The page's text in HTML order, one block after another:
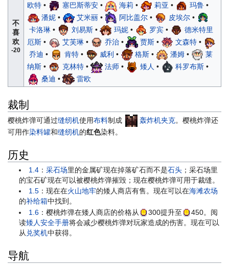
不
喜
欢
-20
欧特• 塞巴斯蒂安• 海莉 • 莉亚 • 玛鲁•
潘妮• 艾米丽• 阿比盖尔• 皮埃尔•
卡洛琳• 刘易斯• 玛妮• 罗宾•
德米特里
厄斯• 艾芙琳• 乔治• 贾斯• 文森特•
乔迪 • 肯特• 威利 • 格斯• 潘姆•
莱
纳斯• 克林特• 法师• 矮人 • 科罗布斯•
桑迪 • 雷欧
裁制
樱桃炸弹可通过缝纫机使用布料制成 轰炸机夹克。樱桃炸弹还
可用作染料罐和缝纫机的红色染料。
历史
1.4 ：采石场里的金属矿现在掉落矿石而不是石头 ；采石场里
的宝石矿现在可以被樱桃炸弹摧毁；现在樱桃炸弹可用于裁缝。
1.5 ：现在在火山地牢的矮人商店有售。现在可以在海滩农场
的补给箱中找到。
1.6 ：樱桃炸弹在矮人商店的价格从 300提升至 450。阅
读矮人安全手册将会减少樱桃炸弹对玩家造成的伤害。现在可以
从 兑奖机中获得。
导航